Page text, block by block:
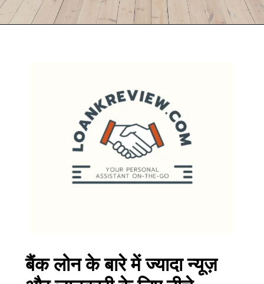
बैंक लोन के बारे में ज्यादा न्यूज़